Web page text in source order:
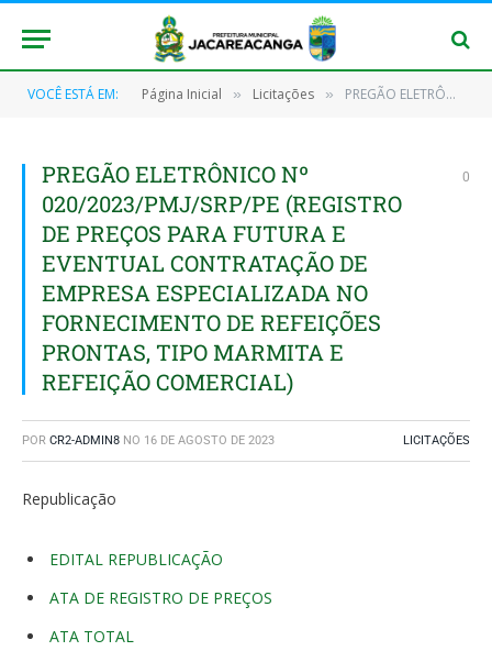
VOCÊ ESTÁ EM: Página Inicial » Licitações » PREGÃO ELETRÔNICO Nº 020/2023/PMJ/SRP/PE (REGISTRO DE PREÇOS PARA FUTURA E EVENTUAL CONTRATAÇÃO DE EMPRESA ESPECIALIZADA NO FORNECIMENTO DE REFEIÇÕES PRONTAS, TIPO MARMITA E REFEIÇÃO COMERCIAL)
PREGÃO ELETRÔNICO Nº
020/2023/PMJ/SRP/PE (REGISTRO
DE PREÇOS PARA FUTURA E
EVENTUAL CONTRATAÇÃO DE
EMPRESA ESPECIALIZADA NO
FORNECIMENTO DE REFEIÇÕES
PRONTAS, TIPO MARMITA E
REFEIÇÃO COMERCIAL)
0
POR CR2-ADMIN8 NO 16 DE AGOSTO DE 2023 LICITAÇÕES
Republicação
EDITAL REPUBLICAÇÃO
ATA DE REGISTRO DE PREÇOS
ATA TOTAL